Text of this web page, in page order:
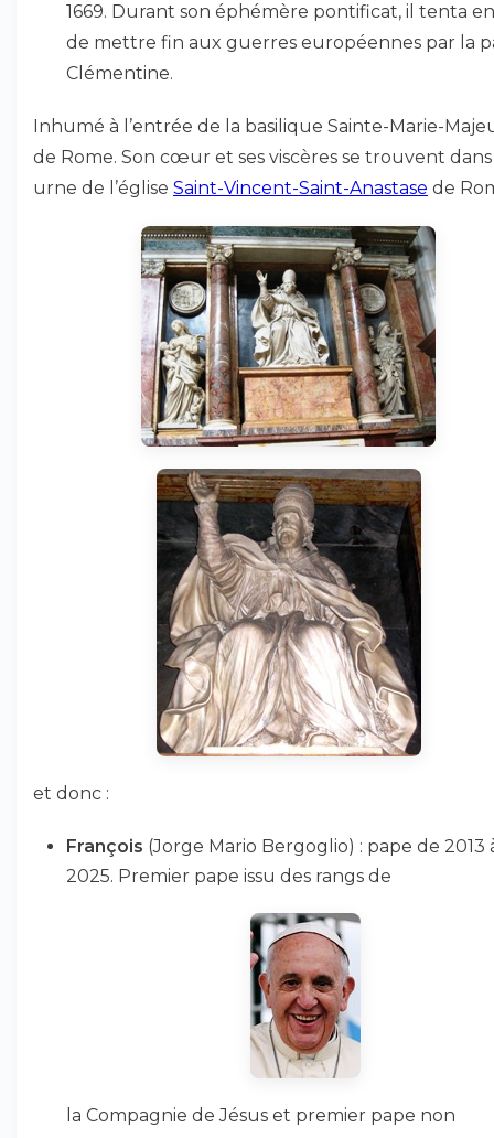
1669. Durant son éphémère pontificat, il tenta
de mettre fin aux guerres européennes par la
Clémentine.
Inhumé à l’entrée de la basilique Sainte-Marie-
de Rome. Son cœur et ses viscères se trouvent
urne de l’église Saint-Vincent-Saint-Anastase de
et donc :
François (Jorge Mario Bergoglio) : pape de 2013
2025. Premier pape issu des rangs de
la Compagnie de Jésus et premier pape non